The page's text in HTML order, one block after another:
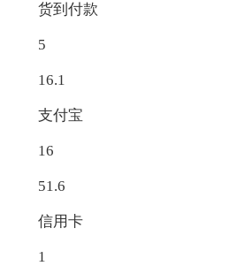
货到付款
5
16.1
支付宝
16
51.6
信用卡
1